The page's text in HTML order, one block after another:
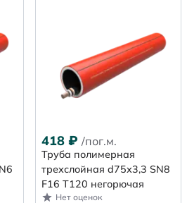
418 ₽ /пог.м.
Труба полимерная
трехслойная d75х3,3 SN8
F16 Т120 негорючая
Нет оценок